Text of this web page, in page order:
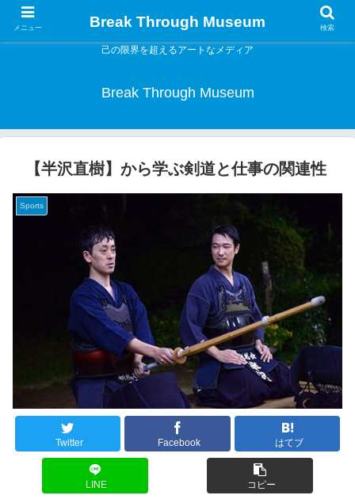
己の限界を超えるアートなメディア
Break Through Museum
【半沢直樹】から学ぶ剣道と仕事の関連性
Sports
Twitter Facebook はてブ
LINE コピー
メニュー Break Through Museum 検索